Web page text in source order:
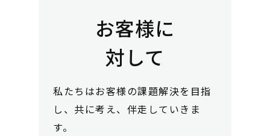
お客様に
対して
私たちはお客様の課題解決を目指
し、共に考え、伴走していきま
す。